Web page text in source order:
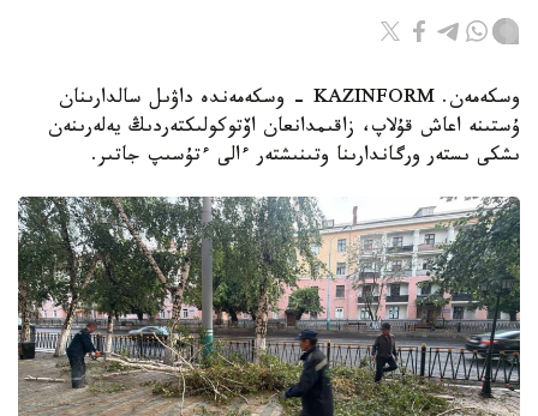
وسكەمەن. KAZINFORM - وسكەمەندە داۋىل سالدارىنان
ۇستىنە اعاش قۇلاپ، زاقىمدانعان اۆتوكولىكتەردىڭ يەلەرىنەن
ىشكى ىستەر ورگاندارىنا وتىنىشتەر ءالى ءتۇسىپ جاتىر.